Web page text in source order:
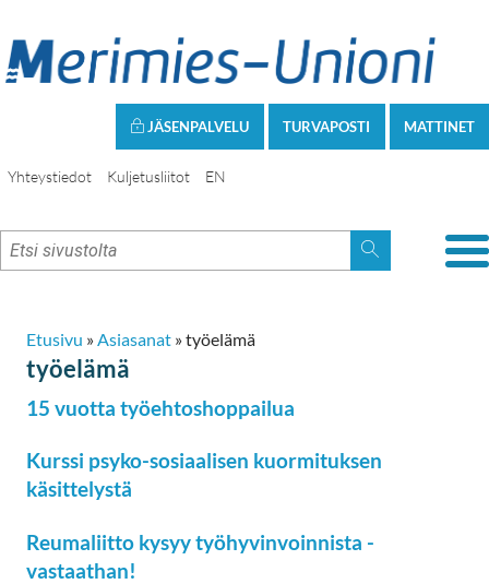
MATTINET
TURVAPOSTI
JÄSENPALVELU
Yhteystiedot Kuljetusliitot EN
Etusivu » Asiasanat »työelämä
työelämä
15 vuotta työehtoshoppailua
Kurssi psyko-sosiaalisen kuormituksen
käsittelystä
Reumaliitto kysyy työhyvinvoinnista -
vastaathan!